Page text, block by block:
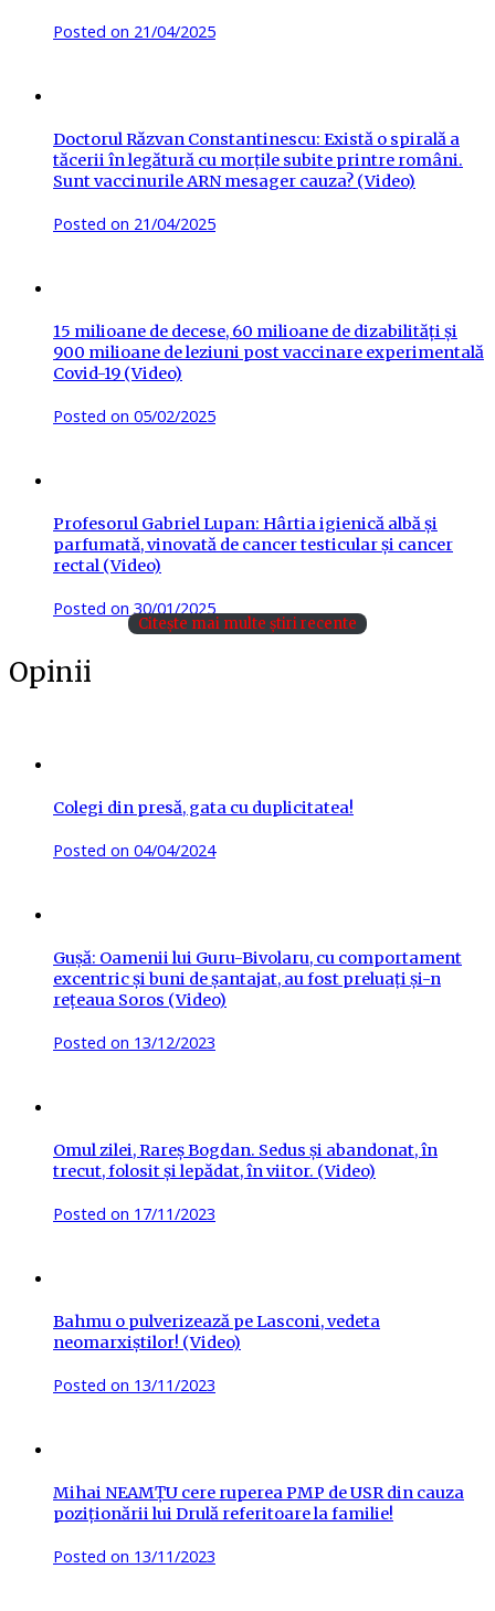
Posted on 21/04/2025
Doctorul Răzvan Constantinescu: Există o spirală a
tăcerii în legătură cu morțile subite printre români.
Sunt vaccinurile ARN mesager cauza? (Video)
Posted on 21/04/2025
15 milioane de decese, 60 milioane de dizabilități și
900 milioane de leziuni post vaccinare experimentală
Covid-19 (Video)
Posted on 05/02/2025
Profesorul Gabriel Lupan: Hârtia igienică albă și
parfumată, vinovată de cancer testicular și cancer
rectal (Video)
Posted on30/01/2025
Citește mai multe știri recente
Opinii
Colegi din presă, gata cu duplicitatea!
Posted on 04/04/2024
Gușă: Oamenii lui Guru-Bivolaru, cu comportament
excentric și buni de șantajat, au fost preluați și-n
rețeaua Soros (Video)
Posted on 13/12/2023
Omul zilei, Rareș Bogdan. Sedus și abandonat, în
trecut, folosit și lepădat, în viitor. (Video)
Posted on 17/11/2023
Bahmu o pulverizează pe Lasconi, vedeta
neomarxiștilor! (Video)
Posted on 13/11/2023
Mihai NEAMȚU cere ruperea PMP de USR din cauza
poziționării lui Drulă referitoare la familie!
Posted on 13/11/2023